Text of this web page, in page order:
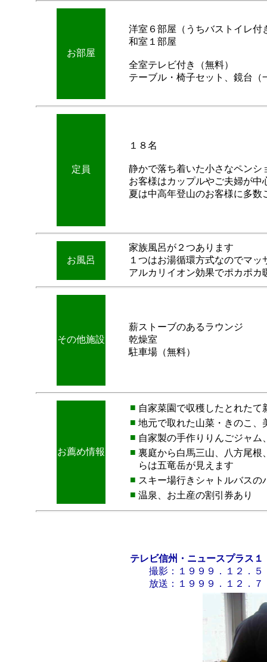
お部屋
洋室６部屋（うちバストイレ付
和室１部屋
全室テレビ付き（無料）
テーブル・椅子セット、鏡台（
定員
１８名
静かで落ち着いた小さなペンシ
お客様はカップルやご夫婦が中
夏は中高年登山のお客様に多数
お風呂
家族風呂が２つあります
１つはお湯循環方式なのでマ
アルカリイオン効果でポカポカ
その他施設
薪ストーブのあるラウンジ
乾燥室
駐車場（無料）
お薦め情報
■ 自家菜園で収穫したとれたて
■ 地元で取れた山菜・きのこ、
■ 自家製の手作りりんごジャム
■ 裏庭から白馬三山、八方尾根
らは五竜岳が見えます
■ スキー場行きシャトルバスの
■ 温泉、お土産の割引券あり
テレビ信州・ニュースプラス
撮影：１９９９．１２．５
放送：１９９９．１２．７